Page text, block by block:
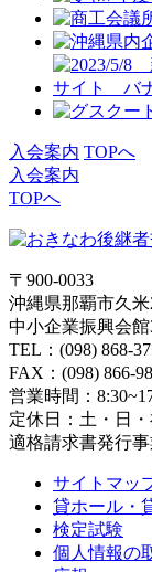
入会案内 TOPへ
入会案内
TOPへ
〒900-0033
沖縄県那覇市久
中小企業振興会
TEL：(098) 868-
FAX：(098) 866-
営業時間：
定休日：土・日・
適格請求書発行事
サイトマッ
貸ホール・
検定試験
個人情報の